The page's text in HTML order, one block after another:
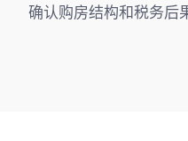
确认购房结构和税务后